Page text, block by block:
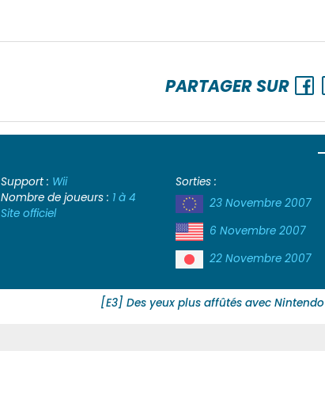
PARTAGER SUR
Support : Wii
Nombre de joueurs : 1 à 4
Site officiel
Sorties :
23 Novembre 2007
6 Novembre 2007
22 Novembre 2007
[E3] Des yeux plus affûtés avec Nintendo